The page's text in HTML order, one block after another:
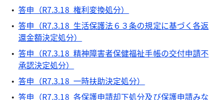
答申（R7.3.18 権利変換処分）
答申（R7.3.18 生活保護法６３条の規定に基づく各返
還金額決定処分）
答申（R7.3.18 精神障害者保健福祉手帳の交付申請不
承認決定処分）
答申（R7.3.18 一時扶助決定処分）
答申（R7.3.18 各保護申請却下処分及び保護申請みな